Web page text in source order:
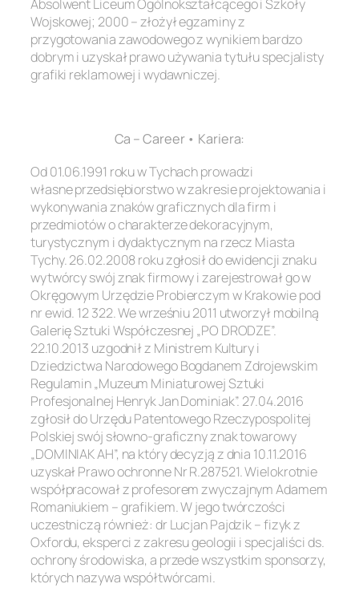
Absolwent Liceum Ogólnokształcącego i Szkoły
Wojskowej; 2000 – złożył egzaminy z
przygotowania zawodowego z wynikiem bardzo
dobrym i uzyskał prawo używania tytułu specjalisty
grafiki reklamowej i wydawniczej.
Ca – Career • Kariera:
Od 01.06.1991 roku w Tychach prowadzi
własne przedsiębiorstwo w zakresie projektowania i
wykonywania znaków graficznych dla firm i
przedmiotów o charakterze dekoracyjnym,
turystycznym i dydaktycznym na rzecz Miasta
Tychy. 26.02.2008 roku zgłosił do ewidencji znaku
wytwórcy swój znak firmowy i zarejestrował go w
Okręgowym Urzędzie Probierczym w Krakowie pod
nr ewid. 12 322. We wrześniu 2011 utworzył mobilną
Galerię Sztuki Współczesnej „PO DRODZE”.
22.10.2013 uzgodnił z Ministrem Kultury i
Dziedzictwa Narodowego Bogdanem Zdrojewskim
Regulamin „Muzeum Miniaturowej Sztuki
Profesjonalnej Henryk Jan Dominiak”. 27.04.2016
zgłosił do Urzędu Patentowego Rzeczypospolitej
Polskiej swój słowno-graficzny znak towarowy
„DOMINIAK AH”, na który decyzją z dnia 10.11.2016
uzyskał Prawo ochronne Nr R.287521. Wielokrotnie
współpracował z profesorem zwyczajnym Adamem
Romaniukiem – grafikiem. W jego twórczości
uczestniczą również: dr Lucjan Pajdzik – fizyk z
Oxfordu, eksperci z zakresu geologii i specjaliści ds.
ochrony środowiska, a przede wszystkim sponsorzy,
których nazywa współtwórcami.